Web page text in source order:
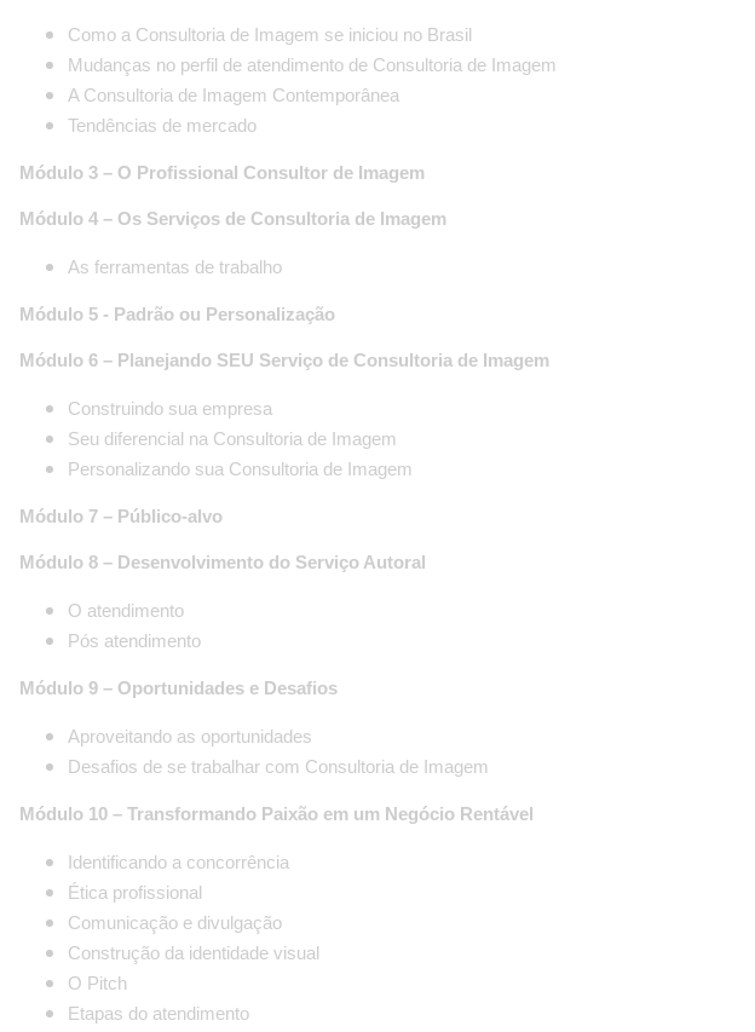
Como a Consultoria de Imagem se iniciou no Brasil
Mudanças no perfil de atendimento de Consultoria de Imagem
A Consultoria de Imagem Contemporânea
Tendências de mercado
Módulo 3 – O Profissional Consultor de Imagem
Módulo 4 – Os Serviços de Consultoria de Imagem
As ferramentas de trabalho
Módulo 5 - Padrão ou Personalização
Módulo 6 – Planejando SEU Serviço de Consultoria de Imagem
Construindo sua empresa
Seu diferencial na Consultoria de Imagem
Personalizando sua Consultoria de Imagem
Módulo 7 – Público-alvo
Módulo 8 – Desenvolvimento do Serviço Autoral
O atendimento
Pós atendimento
Módulo 9 – Oportunidades e Desafios
Aproveitando as oportunidades
Desafios de se trabalhar com Consultoria de Imagem
Módulo 10 – Transformando Paixão em um Negócio Rentável
Identificando a concorrência
Ética profissional
Comunicação e divulgação
Construção da identidade visual
O Pitch
Etapas do atendimento